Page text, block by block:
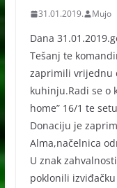
31.01.2019. Mujo
Dana
Tešanj te
zaprimili vrijednu
kuhinju.Radi se o
home” 16/1 te
Donaciju je
Alma,načelnica
U znak
poklonili